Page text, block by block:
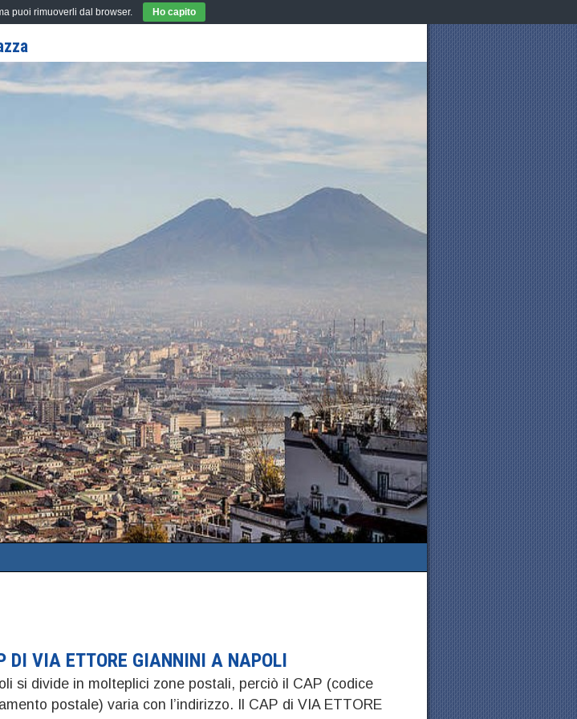
DI VIA ETTORE GIANNINI A NAPOLI
si divide in molteplici zone postali, perciò il CAP (codice
postale) varia con l’indirizzo. Il CAP di VIA ETTORE
puoi rimuoverli dal browser. Ho capito